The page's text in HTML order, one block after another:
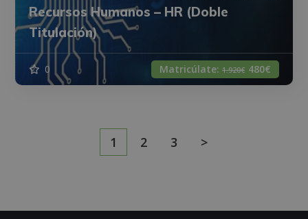
Recursos Humanos – HR (Doble
Titulación)
0 Matricúlate: 1.920€ 480€
1 2 3 >